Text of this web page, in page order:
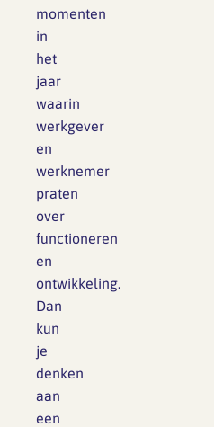
momenten
in
het
jaar
waarin
werkgever
en
werknemer
praten
over
functioneren
en
ontwikkeling.
Dan
kun
je
denken
aan
een